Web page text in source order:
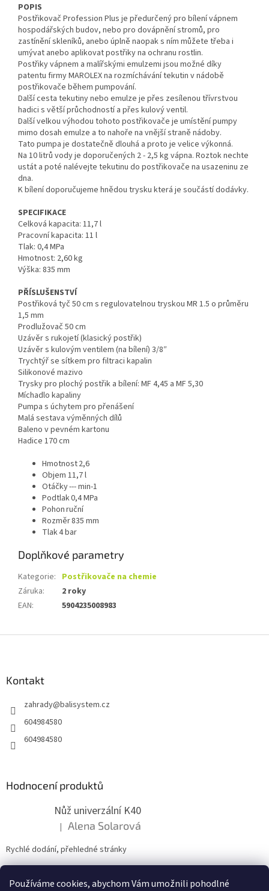
Používáme cookies, abychom Vám umožnili pohodlné
POPIS
Postřikovač Profession Plus je předurčený pro bílení vápnem
hospodářských budov, nebo pro dovápnění stromů, pro
zastínění skleníků, anebo úplně naopak s ním můžete třeba i
umývat anebo aplikovat postřiky na ochranu rostlin.
Postřiky vápnem a malířskými emulzemi jsou možné díky
patentu firmy MAROLEX na rozmíchávání tekutin v nádobě
postřikovače během pumpování.
Další cesta tekutiny nebo emulze je přes zesílenou třívrstvou
hadici s větší průchodností a přes kulový ventil.
Další velkou výhodou tohoto postřikovače je umístění pumpy
mimo dosah emulze a to nahoře na vnější straně nádoby.
Tato pumpa je dostatečně dlouhá a proto je velice výkonná.
Na 10 litrů vody je doporučených 2 - 2,5 kg vápna. Roztok nechte
ustát a poté nalévejte tekutinu do postřikovače na usazeninu ze
dna.
K bílení doporučujeme hnědou trysku která je součástí dodávky.
SPECIFIKACE
Celková kapacita: 11,7 l
Pracovní kapacita: 11 l
Tlak: 0,4 MPa
Hmotnost: 2,60 kg
Výška: 835 mm
PŘÍSLUŠENSTVÍ
Postřiková tyč 50 cm s regulovatelnou tryskou MR 1.5 o průměru
1,5 mm
Prodlužovač 50 cm
Uzávěr s rukojetí (klasický postřik)
Uzávěr s kulovým ventilem (na bílení) 3/8″
Trychtýř se sítkem pro filtraci kapalin
Silikonové mazivo
Trysky pro plochý postřik a bílení: MF 4,45 a MF 5,30
Míchadlo kapaliny
Pumpa s úchytem pro přenášení
Malá sestava výměnných dílů
Baleno v pevném kartonu
Hadice 170 cm
Hmotnost2,6
Objem 11,7 l
Otáčky--- min-1
Podtlak0,4 MPa
Pohonruční
Rozměr835 mm
Tlak4 bar
Doplňkové parametry
Kategorie: Postřikovače na chemie
Záruka:
2 roky
EAN: 5904235008983
Kontakt
zahrady@balisystem.cz
604984580
604984580
Hodnocení produktů
Nůž univerzální K40
Hodnocení produktu je 5 z 5 hvězdiček.
| Alena Solarová
Rychlé dodání, přehledné stránky
ZDE NÁM MŮŽETE VLOŽIT HODNOCENÍ